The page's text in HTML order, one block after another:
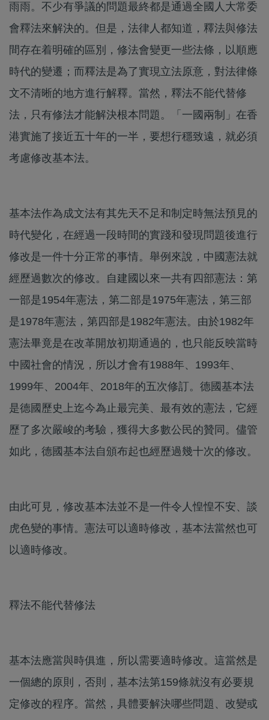
雨雨。不少有爭議的問題最終都是通過全國人大常委
會釋法來解決的。但是，法律人都知道，釋法與修法
間存在着明確的區別，修法會變更一些法條，以順應
時代的變遷；而釋法是為了實現立法原意，對法律條
文不清晰的地方進行解釋。當然，釋法不能代替修
法，只有修法才能解決根本問題。「一國兩制」在香
港實施了接近五十年的一半，要想行穩致遠，就必須
考慮修改基本法。
基本法作為成文法有其先天不足和制定時無法預見的
時代變化，在經過一段時間的實踐和發現問題後進行
修改是一件十分正常的事情。舉例來說，中國憲法就
經歷過數次的修改。自建國以來一共有四部憲法：第
一部是1954年憲法，第二部是1975年憲法，第三部
是1978年憲法，第四部是1982年憲法。由於1982年
憲法畢竟是在改革開放初期通過的，也只能反映當時
中國社會的情況，所以才會有1988年、1993年、
1999年、2004年、2018年的五次修訂。德國基本法
是德國歷史上迄今為止最完美、最有效的憲法，它經
歷了多次嚴峻的考驗，獲得大多數公民的贊同。儘管
如此，德國基本法自頒布起也經歷過幾十次的修改。
由此可見，修改基本法並不是一件令人惶惶不安、談
虎色變的事情。憲法可以適時修改，基本法當然也可
以適時修改。
釋法不能代替修法
基本法應當與時俱進，所以需要適時修改。這當然是
一個總的原則，否則，基本法第159條就沒有必要規
定修改的程序。當然，具體要解決哪些問題、改變或